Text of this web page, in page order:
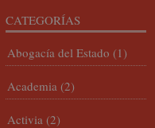
CATEGORÍAS
Abogacía del Estado (1)
Academia (2)
Activia (2)